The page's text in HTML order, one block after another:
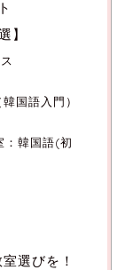
】
国語入門）
：韓国語(初
選びを！